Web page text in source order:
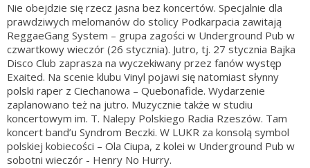
Nie obejdzie się rzecz jasna bez koncertów. Specjalnie dla
prawdziwych melomanów do stolicy Podkarpacia zawitają
ReggaeGang System – grupa zagości w Underground Pub w
czwartkowy wieczór (26 stycznia). Jutro, tj. 27 stycznia Bajka
Disco Club zaprasza na wyczekiwany przez fanów występ
Exaited. Na scenie klubu Vinyl pojawi się natomiast słynny
polski raper z Ciechanowa – Quebonafide. Wydarzenie
zaplanowano też na jutro. Muzycznie także w studiu
koncertowym im. T. Nalepy Polskiego Radia Rzeszów. Tam
koncert band’u Syndrom Beczki. W LUKR za konsolą symbol
polskiej kobiecości – Ola Ciupa, z kolei w Underground Pub w
sobotni wieczór - Henry No Hurry.